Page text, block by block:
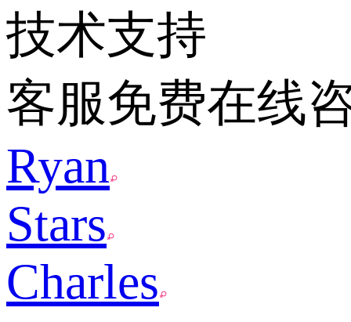
技术支持
客服免费在线
Ryan
Stars
Charles